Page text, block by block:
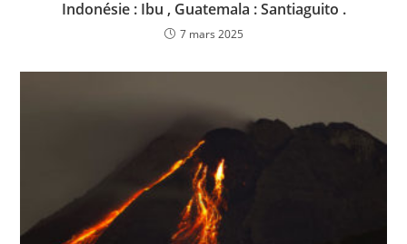
Indonésie : Ibu , Guatemala : Santiaguito .
7 mars 2025